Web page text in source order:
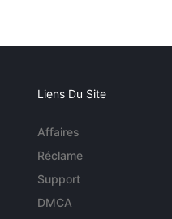
Liens Du Site
Affaires
Réclame
Support
DMCA